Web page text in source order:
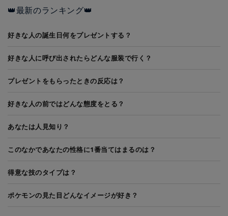
👑最新のランキング👑
好きな人の誕生日何をプレゼントする？
好きな人に呼び出されたらどんな服装で行く？
プレゼントをもらったときの反応は？
好きな人の前ではどんな態度をとる？
あなたは人見知り？
このなかであなたの性格に1番当てはまるのは？
得意な技のタイプは？
ポケモンの見た目どんなイメージが好き？